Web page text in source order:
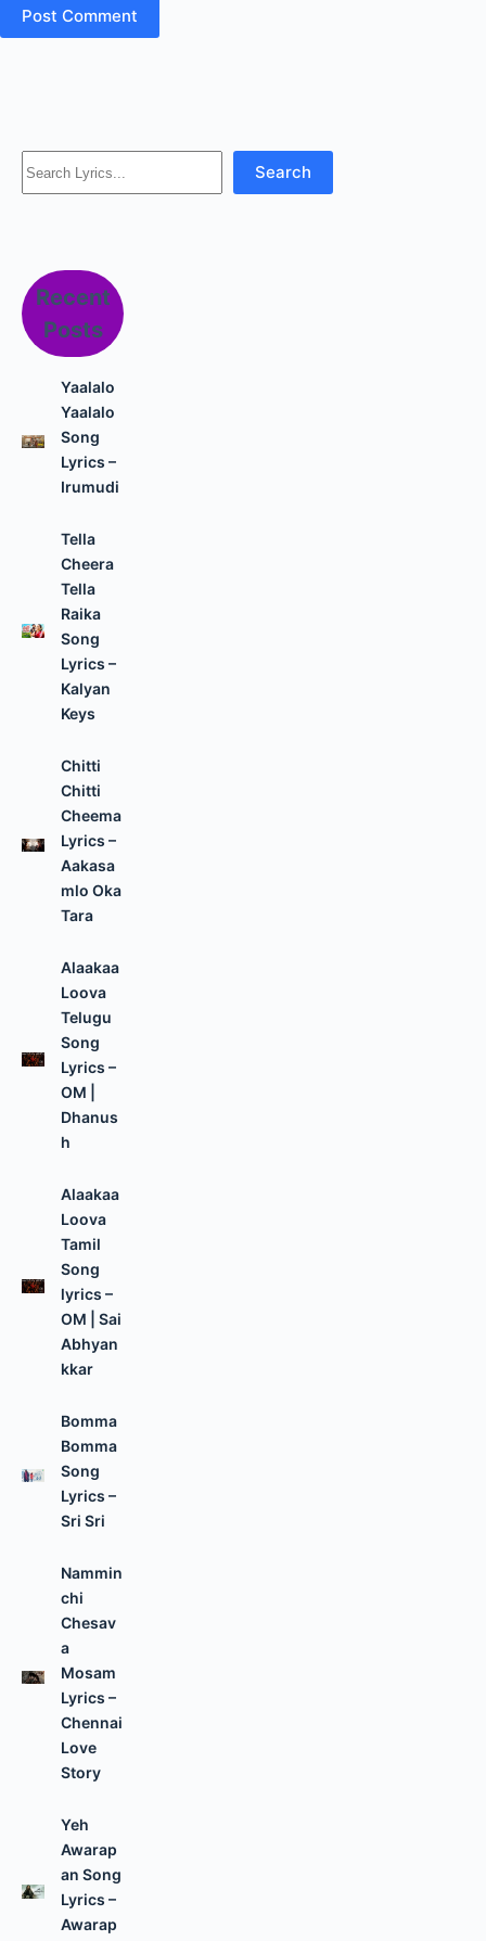
Search Search
Recent
Posts
Yaalalo
Yaalalo
Song
Lyrics –
Irumudi
Tella
Cheera
Tella
Raika
Song
Lyrics –
Kalyan
Keys
Chitti
Chitti
Cheema
Lyrics –
Aakasa
mlo Oka
Tara
Alaakaa
Loova
Telugu
Song
Lyrics –
OM |
Dhanus
h
Alaakaa
Loova
Tamil
Song
lyrics –
OM | Sai
Abhyan
kkar
Bomma
Bomma
Song
Lyrics –
Sri Sri
Nammin
chi
Chesav
a
Mosam
Lyrics –
Chennai
Love
Story
Yeh
Awarap
an Song
Lyrics –
Awarap